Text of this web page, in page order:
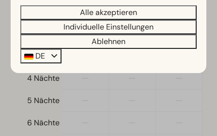
Einzelbettdecken und Kissen
Doppelbetten: 1
Heizung und Kühlung
Wellness
— 458 €
2 Nächte — 495 € —
3 Nächte
4 Nächte
5 Nächte
6 Nächte
Alle akzeptieren
Individuelle Einstellungen
Ablehnen
DE